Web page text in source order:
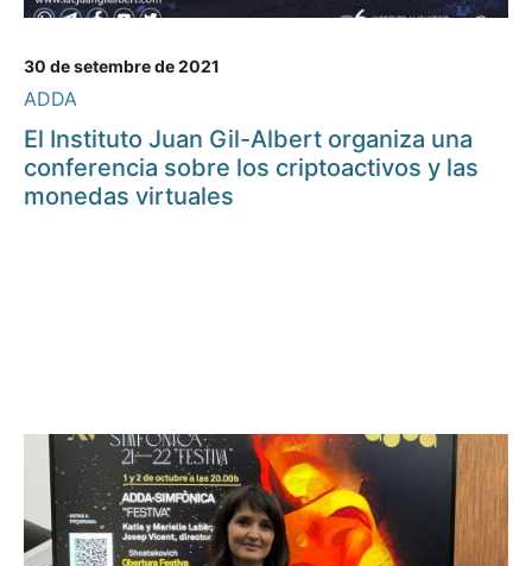
30 de setembre de 2021
ADDA
El Instituto Juan Gil-Albert organiza una
conferencia sobre los criptoactivos y las
monedas virtuales